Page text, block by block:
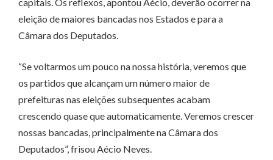
eleição de maiores bancadas nos Estados e para a
Câmara dos Deputados.
“Se voltarmos um pouco na nossa história, veremos que
os partidos que alcançam um número maior de
prefeituras nas eleições subsequentes acabam
crescendo quase que automaticamente. Veremos crescer
nossas bancadas, principalmente na Câmara dos
Deputados”, frisou Aécio Neves.